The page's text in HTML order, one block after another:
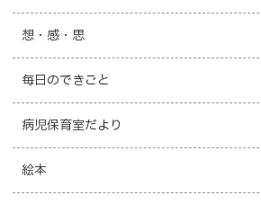
想・感・思
毎日のできごと
病児保育室だより
絵本